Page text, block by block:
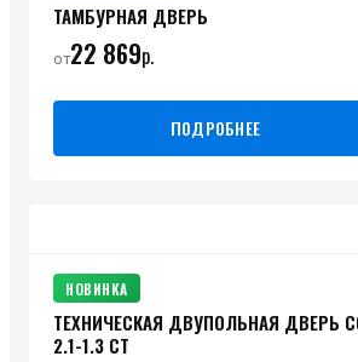
ТАМБУРНАЯ ДВЕРЬ
от22 869р.
ПОДРОБНЕЕ
НОВИНКА
ТЕХНИЧЕСКАЯ ДВУПОЛЬНАЯ ДВЕРЬ
2.1-1.3 СТ